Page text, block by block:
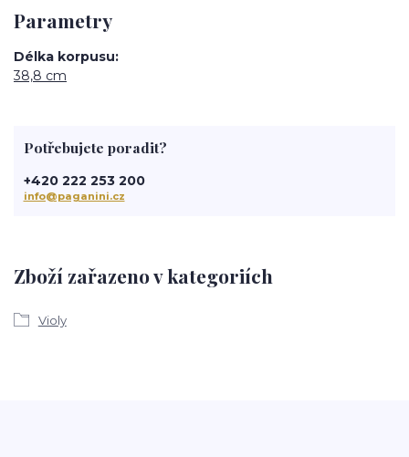
Parametry
Délka korpusu
38,8 cm
Zboží zařazeno v kategoriích
Violy
Potřebujete poradit?
+420 222 253 200
info@paganini.cz